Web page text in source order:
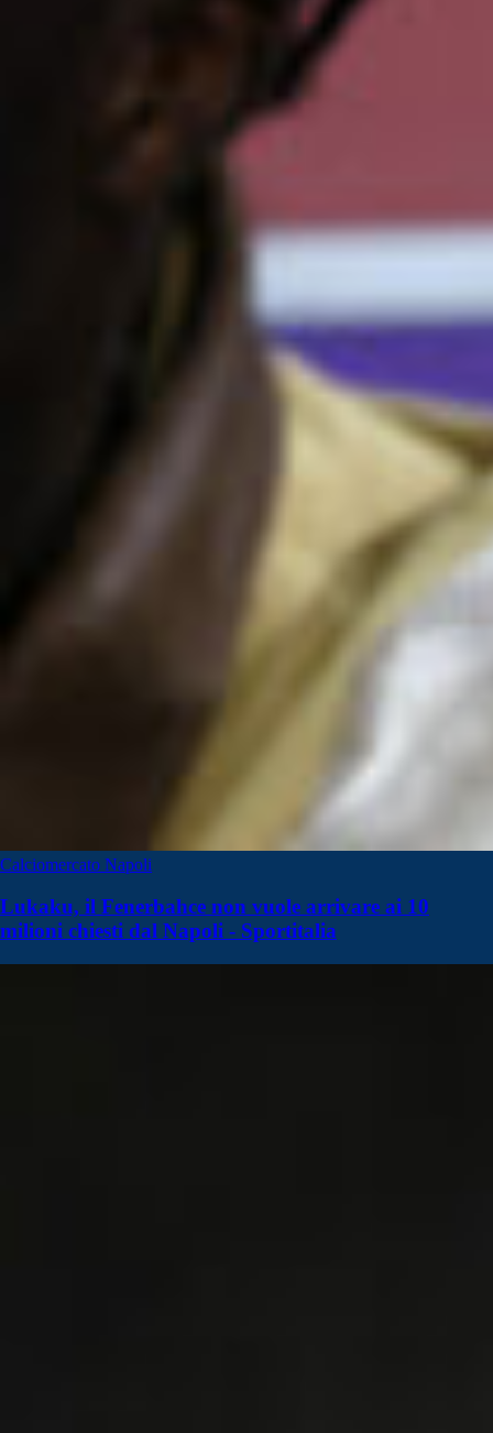
Calciomercato Napoli
Lukaku, il Fenerbahce non vuole arrivare ai 10
milioni chiesti dal Napoli - Sportitalia